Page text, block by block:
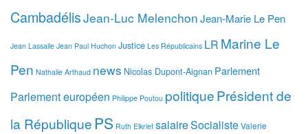
CambadélisJean-Luc MelenchonJean-Marie Le Pen
Jean Lassalle Jean Paul Huchon Justice Les Républicains LR Marine Le
Pen Nathalie Arthaud news Nicolas Dupont-Aignan Parlement
Parlement européen Philippe Poutou politiquePrésident de
la République PS Ruth Elkrief salaireSocialisteValerie